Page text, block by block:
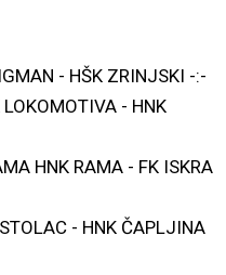
- HŠK ZRINJSKI -:-
- HNK
HNK RAMA - FK ISKRA
- HNK ČAPLJINA